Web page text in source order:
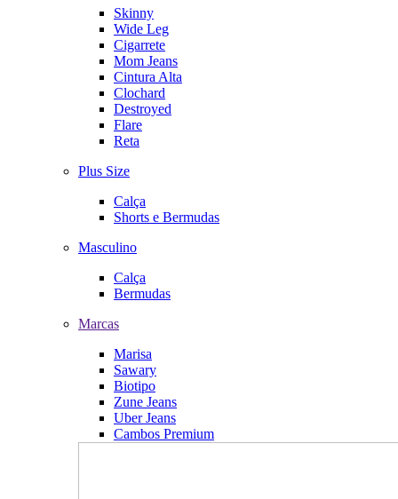
Skinny
Wide Leg
Cigarrete
Mom Jeans
Cintura Alta
Clochard
Destroyed
Flare
Reta
Plus Size
Calça
Shorts e Bermudas
Masculino
Calça
Bermudas
Marcas
Marisa
Sawary
Biotipo
Zune Jeans
Uber Jeans
Cambos Premium